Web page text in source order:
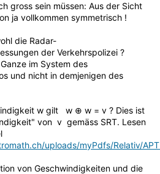
gross sein müssen: Aus der Sicht
ja vollkommen symmetrisch !
die Radar-
der Verkehrspolizei ?
im System des
und nicht in demjenigen des
w gilt w ⊕ w = v ? Dies ist
von v gemäss SRT. Lesen
uploads/myPdfs/Relativ/
von Geschwindigkeiten und die